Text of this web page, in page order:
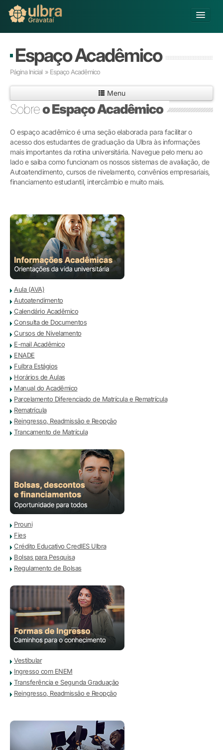
Buscar
Já sou Aluno
Matricule-se
Educação Básica
Graduação
Pós-graduação
Educação a Distância
Pesquisa
Extensão
Sobre a ULBRA
Espaço Acadêmico
Página Inicial » Espaço Acadêmico
Menu
Sobreo Espaço Acadêmico
O espaço acadêmico é uma seção elaborada para facilitar o
acesso dos estudantes de graduação da Ulbra às informações
mais importantes da rotina universitária. Navegue pelo menu ao
lado e saiba como funcionam os nossos sistemas de avaliação, de
Autoatendimento, cursos de nivelamento, convênios empresariais,
financiamento estudantil, intercâmbio e muito mais.
Aula (AVA)
Autoatendimento
Calendário Acadêmico
Consulta de Documentos
Cursos de Nivelamento
E-mail Acadêmico
ENADE
Fulbra Estágios
Horários de Aulas
Manual do Acadêmico
Parcelamento Diferenciado de Matrícula e Rematrícula
Rematrícula
Reingresso, Readmissão e Reopção
Trancamento de Matrícula
Prouni
Fies
Crédito Educativo CredIES Ulbra
Bolsas para Pesquisa
Regulamento de Bolsas
Vestibular
Ingresso com ENEM
Transferência e Segunda Graduação
Reingresso, Readmissão e Reopção